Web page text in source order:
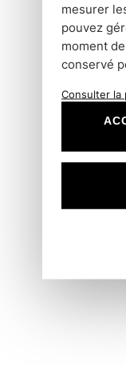
mesurer
pouvez
moment
conservé
Consulter la